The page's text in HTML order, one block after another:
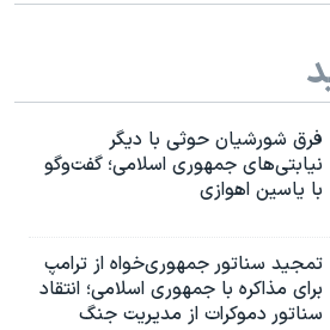
فرق شورشیان حوثی با دیگر
نیابتی‌های جمهوری اسلامی؛ گفت‌وگو
با یاسین اهوازی
تمجید سناتور جمهوری‌خواه از ترامپ
برای مذاکره با جمهوری اسلامی؛ انتقاد
سناتور دموکرات از مدیریت جنگ